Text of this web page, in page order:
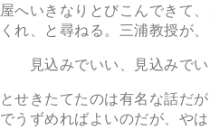
屋へいきなりとびこんできて
くれ、と尋ねる。三浦教授が
見込みでいい、見込みでい
とせきたてたのは有名な話だ
でうずめればよいのだが、や